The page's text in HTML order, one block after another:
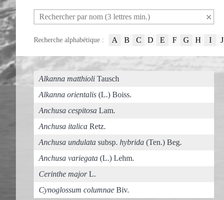
Recherche alphabétique : A B C D E F G H I J
Alkanna matthioli Tausch
Alkanna orientalis (L.) Boiss.
Anchusa cespitosa Lam.
Anchusa italica Retz.
Anchusa undulata subsp.hybrida (Ten.) Beg.
Anchusa variegata (L.) Lehm.
Cerinthe majorL.
Cynoglossum columnae Biv.